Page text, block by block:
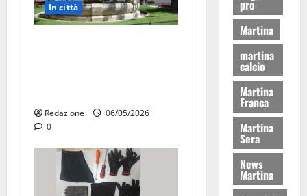
In città
Redazione
06/05/2026
0
pro
Martina
martina
calcio
Martina
Franca
Martina
Sera
News
Martina